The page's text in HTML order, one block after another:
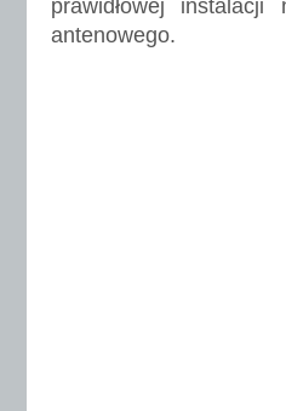
prawidłowej
antenowego.